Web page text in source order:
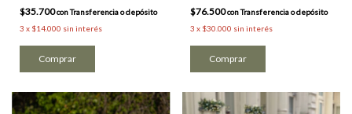
$35.700conTransferencia o depósito
3 x $14.000 sin interés
Comprar
$76.500conTransferencia o depósito
3 x $30.000 sin interés
Comprar